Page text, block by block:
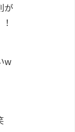
が
w